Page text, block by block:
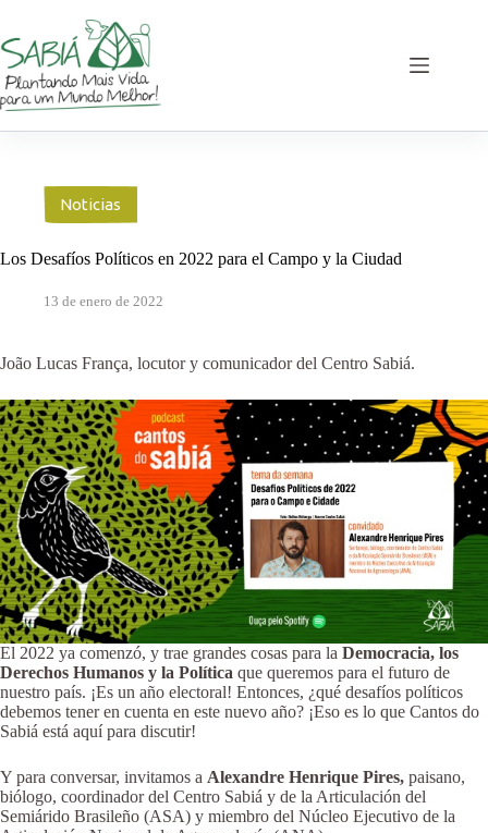
contenido
Noticias
Los Desafíos Políticos en 2022 para el Campo y la Ciudad
13 de enero de 2022
João Lucas França, locutor y comunicador del Centro Sabiá.
El 2022 ya comenzó, y trae grandes cosas para la Democracia, los
Derechos Humanos y la Política que queremos para el futuro de
nuestro país. ¡Es un año electoral! Entonces, ¿qué desafíos políticos
debemos tener en cuenta en este nuevo año? ¡Eso es lo que Cantos do
Sabiá está aquí para discutir!
Y para conversar, invitamos a Alexandre Henrique Pires, paisano,
biólogo, coordinador del Centro Sabiá y de la Articulación del
Semiárido Brasileño (ASA) y miembro del Núcleo Ejecutivo de la